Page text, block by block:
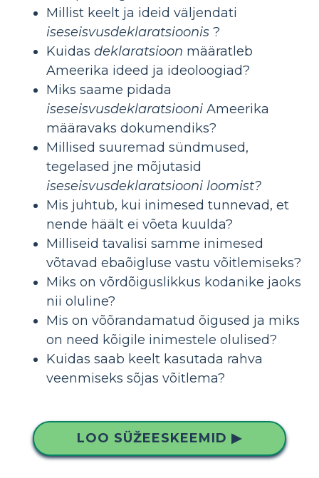
Millist keelt ja ideid väljendati
iseseisvusdeklaratsioonis ?
Kuidas deklaratsioon määratleb
Ameerika ideed ja ideoloogiad?
Miks saame pidada
iseseisvusdeklaratsiooni Ameerika
määravaks dokumendiks?
Millised suuremad sündmused,
tegelased jne mõjutasid
iseseisvusdeklaratsiooni loomist?
Mis juhtub, kui inimesed tunnevad, et
nende häält ei võeta kuulda?
Milliseid tavalisi samme inimesed
võtavad ebaõigluse vastu võitlemiseks?
Miks on võrdõiguslikkus kodanike jaoks
nii oluline?
Mis on võõrandamatud õigused ja miks
on need kõigile inimestele olulised?
Kuidas saab keelt kasutada rahva
veenmiseks sõjas võitlema?
LOO SÜŽEESKEEMID ▶